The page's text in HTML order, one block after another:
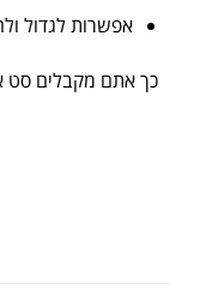
אפשרות לגדול
כך אתם מקבלים סט